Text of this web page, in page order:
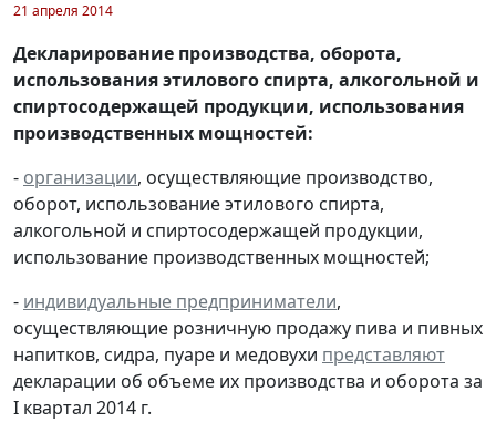
21 апреля 2014
Декларирование производства, оборота,
использования этилового спирта, алкогольной и
спиртосодержащей продукции, использования
производственных мощностей:
- организации, осуществляющие производство,
оборот, использование этилового спирта,
алкогольной и спиртосодержащей продукции,
использование производственных мощностей;
- индивидуальные предприниматели,
осуществляющие розничную продажу пива и пивных
напитков, сидра, пуаре и медовухи представляют
декларации об объеме их производства и оборота за
I квартал 2014 г.